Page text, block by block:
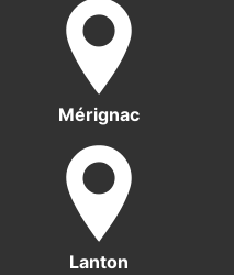
Mérignac
Lanton